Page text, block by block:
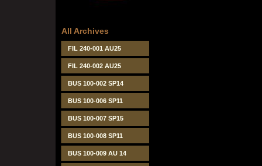
All Archives
FIL 240-001 AU25
FIL 240-002 AU25
BUS 100-002 SP14
BUS 100-006 SP11
BUS 100-007 SP15
BUS 100-008 SP11
BUS 100-009 AU 14